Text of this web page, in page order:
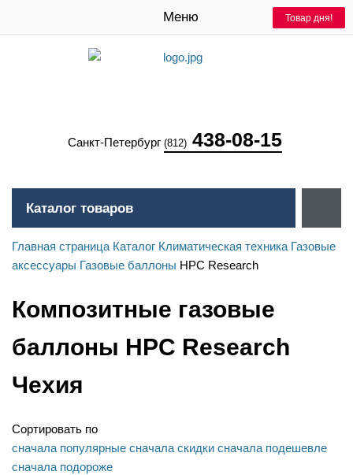
Меню
Санкт-Петербург (812) 438-08-15
Каталог товаров
Главная страница Каталог Климатическая техника Газовые
аксессуары Газовые баллоны HPC Research
Композитные газовые
баллоны HPC Research
Чехия
Сортировать по
сначала популярные сначала скидки сначала подешевле
сначала подороже
Товар дня!
Товар дня!
Товар дня!